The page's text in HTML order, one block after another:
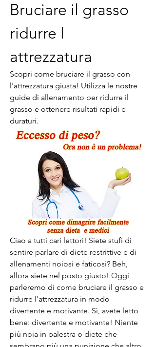
Bruciare il grasso
ridurre l
attrezzatura
Scopri come bruciare il grasso con
l'attrezzatura giusta! Utilizza le nostre
guide di allenamento per ridurre il
grasso e ottenere risultati rapidi e
duraturi.
Ciao a tutti cari lettori! Siete stufi di
sentire parlare di diete restrittive e di
allenamenti noiosi e faticosi? Beh,
allora siete nel posto giusto! Oggi
parleremo di come bruciare il grasso e
ridurre l'attrezzatura in modo
divertente e motivante. Sì, avete letto
bene: divertente e motivante! Niente
più noia in palestra o diete che